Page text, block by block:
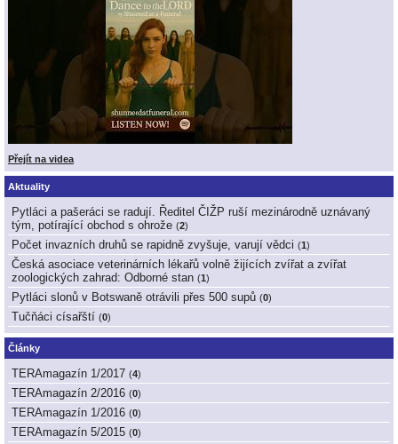
Přejít na videa
Aktuality
Pytláci a pašeráci se radují. Ředitel ČIŽP ruší mezinárodně uznávaný
tým, potírající obchod s ohrože (2)
Počet invazních druhů se rapidně zvyšuje, varují vědci (1)
Česká asociace veterinárních lékařů volně žijících zvířat a zvířat
zoologických zahrad: Odborné stan (1)
Pytláci slonů v Botswaně otrávili přes 500 supů (0)
Tučňáci císařští (0)
Články
TERAmagazín 1/2017 (4)
TERAmagazín 2/2016 (0)
TERAmagazín 1/2016 (0)
TERAmagazín 5/2015 (0)